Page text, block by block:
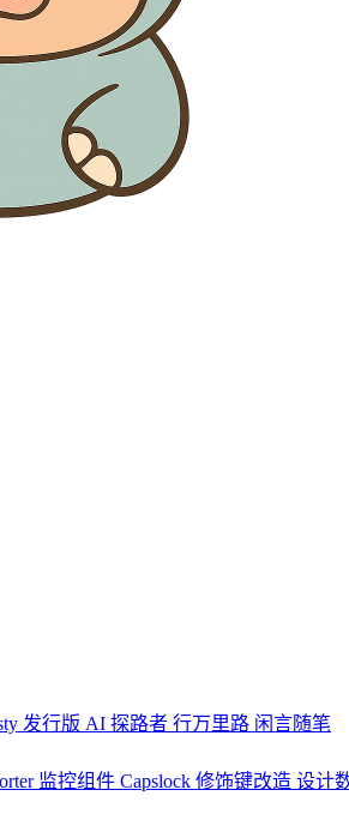
发行版 AI 探路者 行万里路 闲言随笔
监控组件 Capslock 修饰键改造 设计